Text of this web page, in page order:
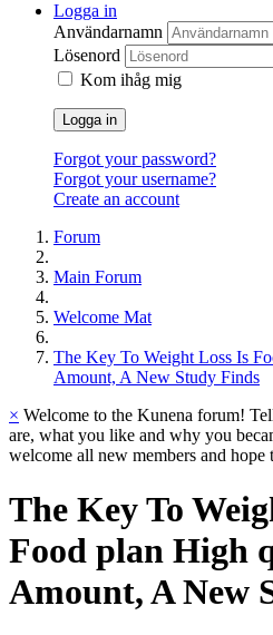
Logga in
Användarnamn
Lösenord
Kom ihåg mig
Logga in
Forgot your password?
Forgot your username?
Create an account
Forum
Main Forum
Welcome Mat
The Key To Weight Loss Is
Amount, A New Study Finds
× Welcome to the Kunena forum!
are, what you like and why you
welcome all new members and hope
The KeyTo
Food plan High
Amount,A New